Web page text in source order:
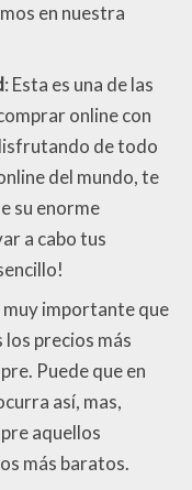
en nuestra
: Esta es una de las
online con
de todo
del mundo, te
su enorme
a cabo tus
muy importante que
precios más
Puede que en
así, mas,
aquellos
más baratos.